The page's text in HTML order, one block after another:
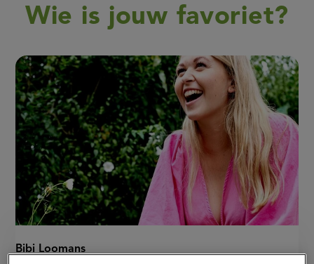
Wie is jouw favoriet?
Bibi Loomans